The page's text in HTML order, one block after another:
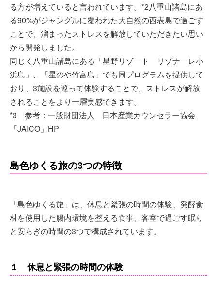
る方が増えていると言われています。*2八重山諸島にあ
る90%がジャングルに覆われた大自然の西表島で過ごす
ことで、溜まったストレスを解放していただきたい思い
から開発しました。
同じく八重山諸島にある「星野リゾート リゾナーレ小
浜島」、「星のや竹富島」でも同プログラムを提供して
おり、3施設を巡って体験することで、ストレスが解放
されることをより一層実感できます。
*3 参考：一般財団法人 日本産業カウンセラー協会
「JAICO」HP
島色ゆくる旅の3つの特徴
「島色ゆくる旅」は、休息と緊張の時間の体験、発酵食
材を使用した腸内環境を整える食事、客室で過ごす眠り
と安らぎの時間の3つで構成されています。
１ 休息と緊張の時間の体験